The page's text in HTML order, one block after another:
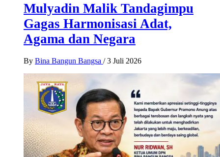
Mulyadin Malik Tandagimpu
Gagas Harmonisasi Adat,
Agama dan Negara
By Bina Bangun Bangsa / 3 Juli 2026